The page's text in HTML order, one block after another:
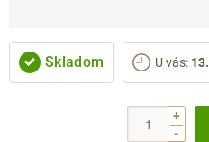
Skladom U vás:
+
-